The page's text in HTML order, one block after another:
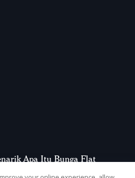
Apa Itu Bunga Flat